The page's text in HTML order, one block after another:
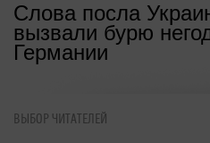
Слова посла
вызвали бурю
Германии
ВЫБОР ЧИТАТЕЛЕЙ